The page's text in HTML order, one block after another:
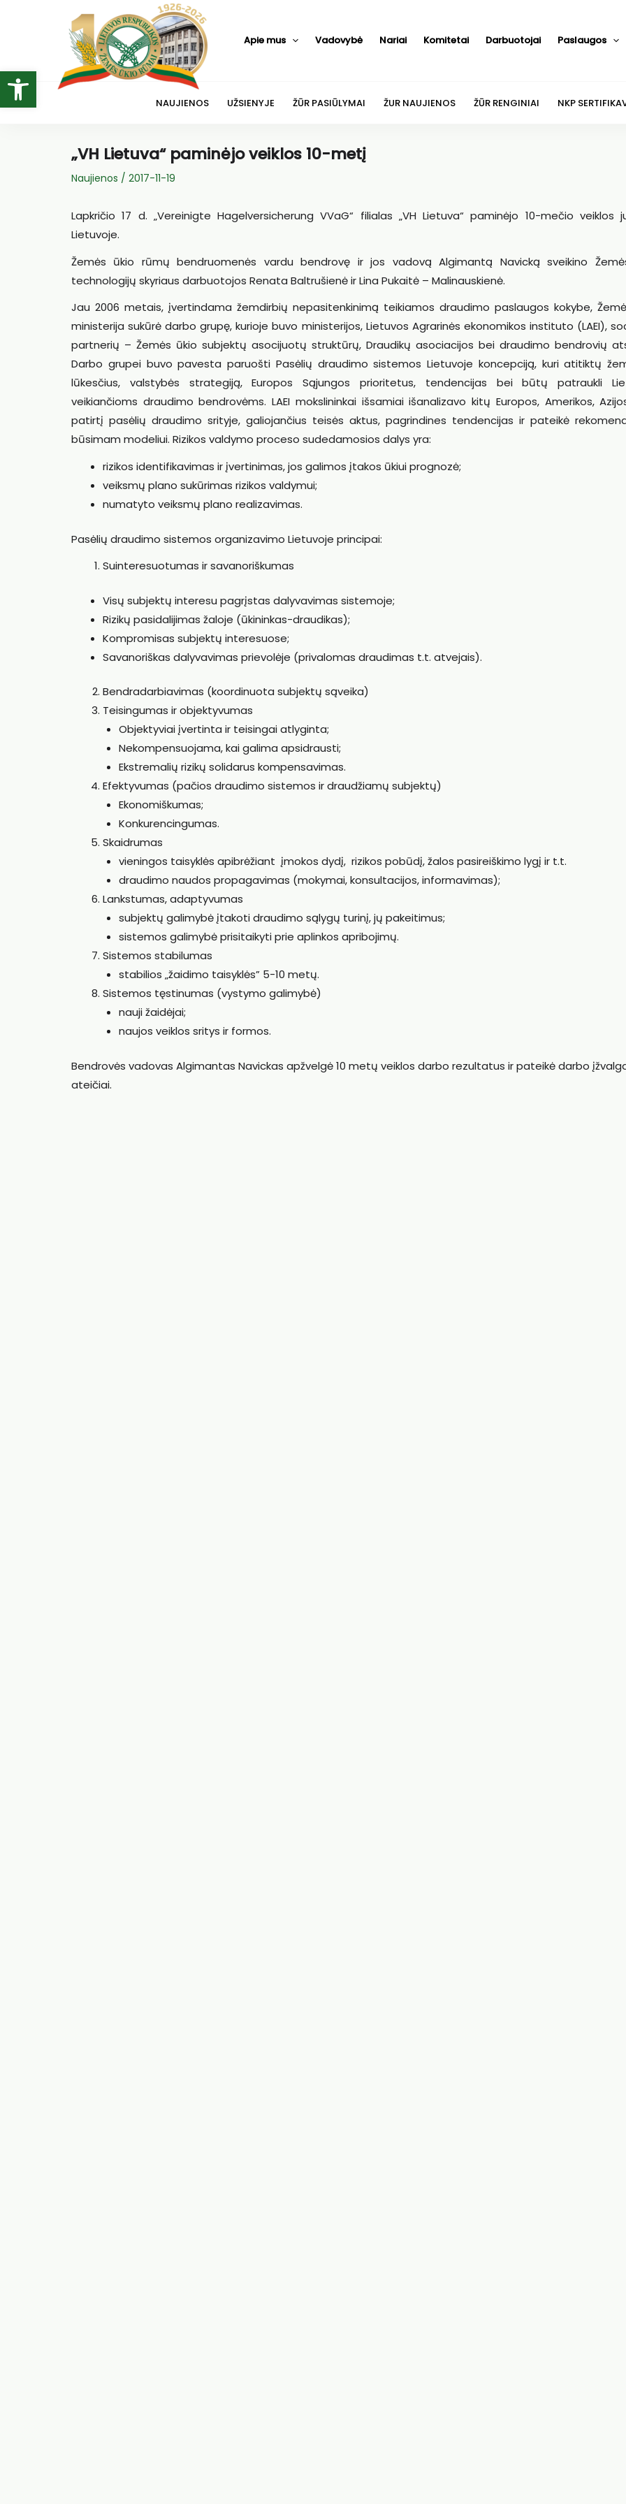
Open toolbar
Apie mus Vadovybė Nariai Komitetai Darbuotojai Paslaugos
NAUJIENOS UŽSIENYJE ŽŪR PASIŪLYMAI ŽUR NAUJIENOS ŽŪR RENGINIAI NKP
„VH Lietuva“ paminėjo veiklos 10-metį
Naujienos / 2017-11-19
Lapkričio 17 d. „Vereinigte Hagelversicherung VVaG“ filialas „VH Lietuva“ paminėjo 10-mečio veiklos
Lietuvoje.
Žemės ūkio rūmų bendruomenės vardu bendrovę ir jos vadovą Algimantą Navicką sveikino
technologijų skyriaus darbuotojos Renata Baltrušienė ir Lina Pukaitė – Malinauskienė.
Jau 2006 metais, įvertindama žemdirbių nepasitenkinimą teikiamos draudimo paslaugos kokybe,
ministerija sukūrė darbo grupę, kurioje buvo ministerijos, Lietuvos Agrarinės ekonomikos instituto (LAEI),
partnerių – Žemės ūkio subjektų asocijuotų struktūrų, Draudikų asociacijos bei draudimo bendrovių
Darbo grupei buvo pavesta paruošti Pasėlių draudimo sistemos Lietuvoje koncepciją, kuri atitiktų
lūkesčius, valstybės strategiją, Europos Sąjungos prioritetus, tendencijas bei būtų patraukli
veikiančioms draudimo bendrovėms. LAEI mokslininkai išsamiai išanalizavo kitų Europos, Amerikos,
patirtį pasėlių draudimo srityje, galiojančius teisės aktus, pagrindines tendencijas ir pateikė
būsimam modeliui. Rizikos valdymo proceso sudedamosios dalys yra:
rizikos identifikavimas ir įvertinimas, jos galimos įtakos ūkiui prognozė;
veiksmų plano sukūrimas rizikos valdymui;
numatyto veiksmų plano realizavimas.
Pasėlių draudimo sistemos organizavimo Lietuvoje principai:
Suinteresuotumas ir savanoriškumas
Visų subjektų interesu pagrįstas dalyvavimas sistemoje;
Rizikų pasidalijimas žaloje (ūkininkas-draudikas);
Kompromisas subjektų interesuose;
Savanoriškas dalyvavimas prievolėje (privalomas draudimas t.t. atvejais).
Bendradarbiavimas (koordinuota subjektų sąveika)
Teisingumas ir objektyvumas
Objektyviai įvertinta ir teisingai atlyginta;
Nekompensuojama, kai galima apsidrausti;
Ekstremalių rizikų solidarus kompensavimas.
Efektyvumas (pačios draudimo sistemos ir draudžiamų subjektų)
Ekonomiškumas;
Konkurencingumas.
Skaidrumas
vieningos taisyklės apibrėžiant įmokos dydį, rizikos pobūdį, žalos pasireiškimo lygį ir t.t.
draudimo naudos propagavimas (mokymai, konsultacijos, informavimas);
Lankstumas, adaptyvumas
subjektų galimybė įtakoti draudimo sąlygų turinį, jų pakeitimus;
sistemos galimybė prisitaikyti prie aplinkos apribojimų.
Sistemos stabilumas
stabilios „žaidimo taisyklės” 5-10 metų.
Sistemos tęstinumas (vystymo galimybė)
nauji žaidėjai;
naujos veiklos sritys ir formos.
Bendrovės vadovas Algimantas Navickas apžvelgė 10 metų veiklos darbo rezultatus ir pateikė darbo
ateičiai.